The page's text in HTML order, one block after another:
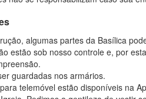
algumas partes da Basílica
estão sob nosso controle e, por
guardadas nos armários.
telemóvel estão disponíveis na